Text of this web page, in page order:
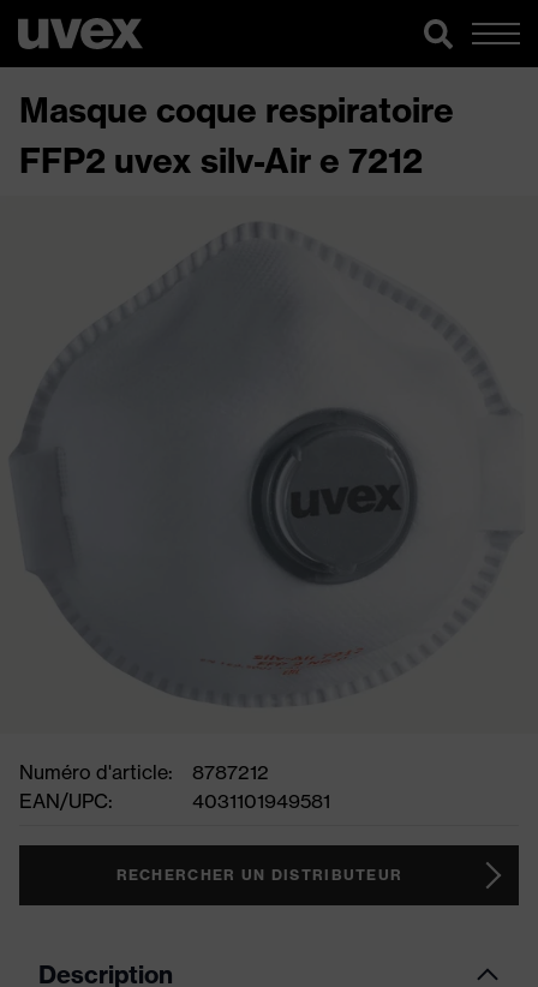
Masque coque respiratoire
FFP2 uvex silv-Air e 7212
Numéro d'article:
8787212
EAN/UPC:
4031101949581
RECHERCHER UN DISTRIBUTEUR
Description